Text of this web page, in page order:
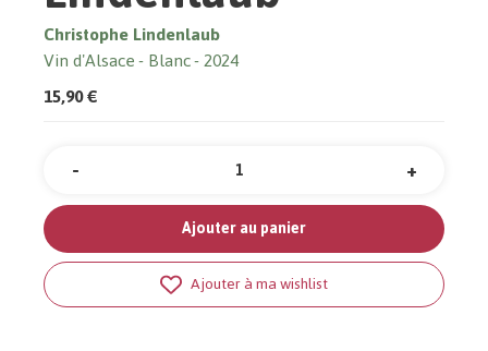
Christophe Lindenlaub
Vin d'Alsace Blanc 2024
15,90 €
Quantité +
-
Ajouter au panier
Ajouter à ma wishlist